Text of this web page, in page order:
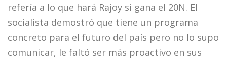
refería a lo que hará Rajoy si gana el 20N. El
socialista demostró que tiene un programa
concreto para el futuro del país pero no lo supo
comunicar, le faltó ser más proactivo en sus